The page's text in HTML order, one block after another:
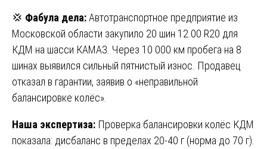
💢 Фабула дела:Автотранспортное предприятие из
Московской области закупило 20 шин 12.00 R20 для
КДМ на шасси КАМАЗ. Через 10 000 км пробега на 8
шинах выявился сильный пятнистый износ. Продавец
отказал в гарантии, заявив о «неправильной
балансировке колёс».
Наша экспертиза: Проверка балансировки колёс КДМ
показала: дисбаланс в пределах 20-40 г (норма до 70 г).